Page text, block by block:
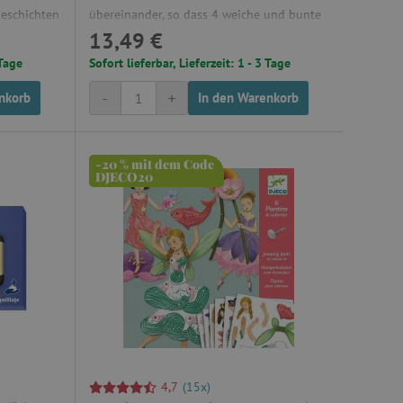
ihr
übereinander, so dass 4 weiche und bunte
""Tier""-Bilder entstehen.
13,49 €
Sofort lieferbar, Lieferzeit: 1 - 3 Tage
+
- In den Warenkorb
-20 % mit dem Code
DJECO20
4,7 (15x)
funktionieren.
zwischen Menschen
ist für die Website von
die Nutzung ihrer
um Benutzerverhalten
um eine personalisierte
zwischen Menschen
ist für die Website von
die Nutzung ihrer
um die
der Website-
um ihre
der Einwilligungs-
des Nutzers für ihre